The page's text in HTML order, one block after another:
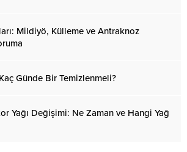
Mildiyö, Külleme ve Antraknoz
Günde Bir Temizlenmeli?
Yağı Değişimi: Ne Zaman ve Hangi Yağ